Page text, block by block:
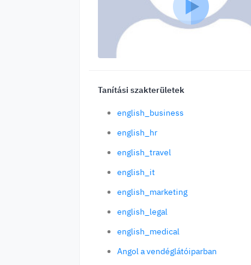
Tanítási szakterületek
english_business
english_hr
english_travel
english_it
english_marketing
english_legal
english_medical
Angol a vendéglátóiparban